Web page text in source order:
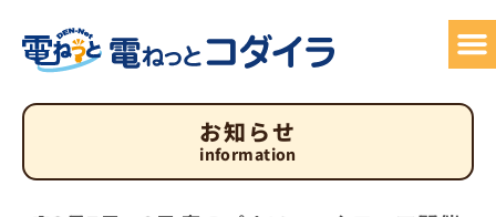
お知らせ
information